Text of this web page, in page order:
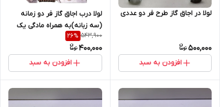
لولا در اجاق گاز طرح فر دو عددی
500,000
افزودن به سبد
لولا درب اجاق گاز فر دو زمانه
(سه زبانه)به همراه مادگی یک
عدد
543,900
26%
400,000
افزودن به سبد